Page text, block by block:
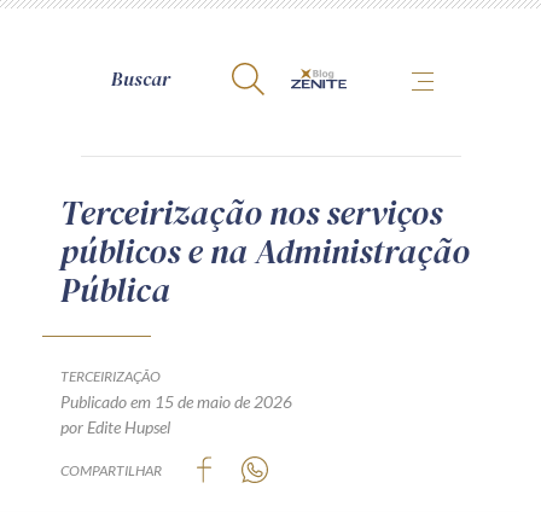
A Zênite
Como publicar conosco
Política de Privacidade
Guia de Direitos dos Titulares de Dados
Encarregado (contato)
Terceirização nos serviços
públicos e na Administração
Pública
TERCEIRIZAÇÃO
Publicado em 15 de maio de 2026
por Edite Hupsel
COMPARTILHAR